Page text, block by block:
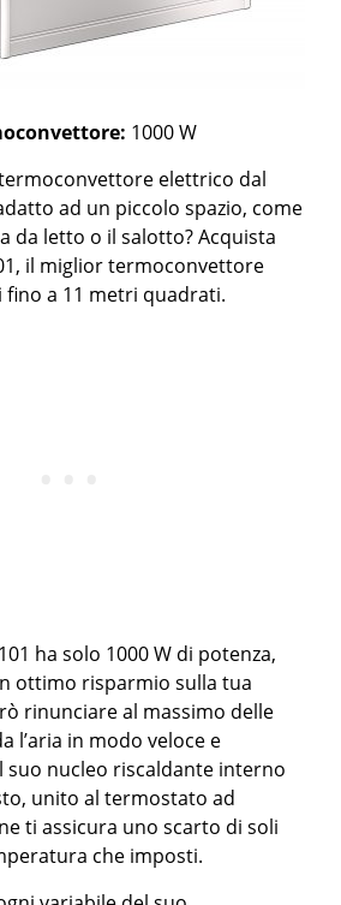
1000 W
elettrico dal
ad un piccolo spazio, come
da letto o il salotto? Acquista
il miglior termoconvettore
fino a 11 metri quadrati.
ha solo 1000 W di potenza,
ottimo risparmio sulla tua
rinunciare al massimo delle
l’aria in modo veloce e
suo nucleo riscaldante interno
unito al termostato ad
ti assicura uno scarto di soli
che imposti.